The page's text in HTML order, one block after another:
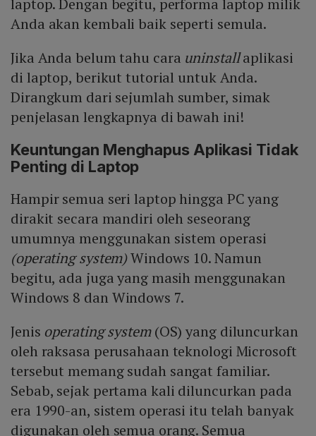
laptop. Dengan begitu, performa laptop milik
Anda akan kembali baik seperti semula.
Jika Anda belum tahu cara uninstallaplikasi
di laptop, berikut tutorial untuk Anda.
Dirangkum dari sejumlah sumber, simak
penjelasan lengkapnya di bawah ini!
Keuntungan Menghapus Aplikasi Tidak
Penting di Laptop
Hampir semua seri laptop hingga PC yang
dirakit secara mandiri oleh seseorang
umumnya menggunakan sistem operasi
(operating system)Windows 10. Namun
begitu, ada juga yang masih menggunakan
Windows 8 dan Windows 7.
Jenis operating system(OS) yang diluncurkan
oleh raksasa perusahaan teknologi Microsoft
tersebut memang sudah sangat familiar.
Sebab, sejak pertama kali diluncurkan pada
era 1990-an, sistem operasi itu telah banyak
digunakan oleh semua orang. Semua